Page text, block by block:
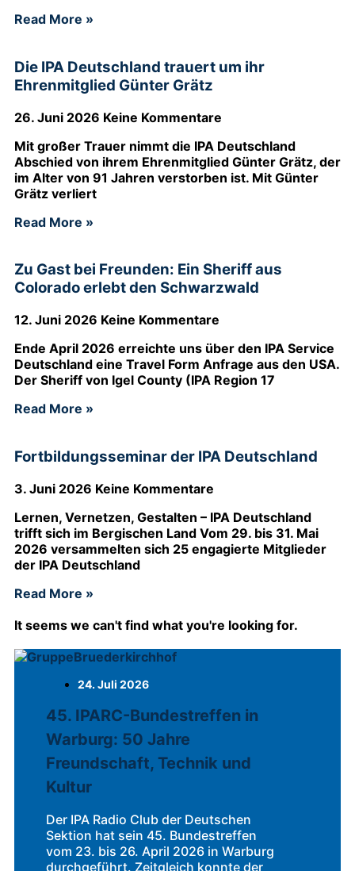
Read More »
Die IPA Deutschland trauert um ihr
Ehrenmitglied Günter Grätz
26. Juni 2026 Keine Kommentare
Mit großer Trauer nimmt die IPA Deutschland
Abschied von ihrem Ehrenmitglied Günter Grätz, der
im Alter von 91 Jahren verstorben ist. Mit Günter
Grätz verliert
Read More »
Zu Gast bei Freunden: Ein Sheriff aus
Colorado erlebt den Schwarzwald
12. Juni 2026 Keine Kommentare
Ende April 2026 erreichte uns über den IPA Service
Deutschland eine Travel Form Anfrage aus den USA.
Der Sheriff von Igel County (IPA Region 17
Read More »
Fortbildungsseminar der IPA Deutschland
3. Juni 2026 Keine Kommentare
Lernen, Vernetzen, Gestalten – IPA Deutschland
trifft sich im Bergischen Land Vom 29. bis 31. Mai
2026 versammelten sich 25 engagierte Mitglieder
der IPA Deutschland
Read More »
It seems we can't find what you're looking for.
24. Juli 2026
45. IPARC-Bundestreffen in
Warburg: 50 Jahre
Freundschaft, Technik und
Kultur
Der IPA Radio Club der Deutschen
Sektion hat sein 45. Bundestreffen
vom 23. bis 26. April 2026 in Warburg
durchgeführt. Zeitgleich konnte der